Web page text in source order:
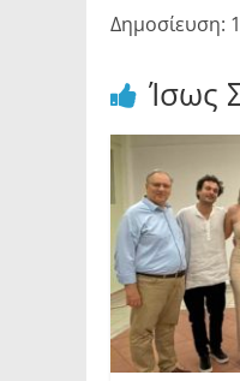
Δημοσίευση:
Ίσως